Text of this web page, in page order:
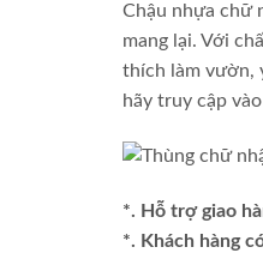
Chậu nhựa chữ
mang lại. Với
thích làm vườn,
hãy truy cập
*. Hỗ trợ giao
*. Khách hàng